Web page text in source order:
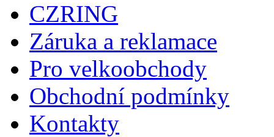
CZRING
Záruka a reklamace
Pro velkoobchody
Obchodní podmínky
Kontakty